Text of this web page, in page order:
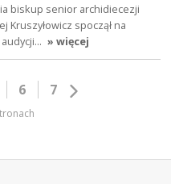
biskup senior archidiecezji
Kruszyłowicz spoczął na
» więcej
6 7